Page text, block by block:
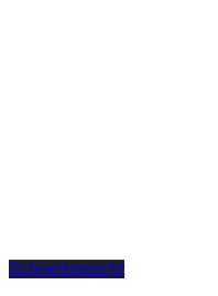
Schnellansicht